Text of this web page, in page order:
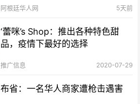
阿根廷华人网 5天前
‘蕾咪’s Shop：推出各种特色甜
品，疫情下最好的选择
推广信息 2020-07-29
布省：一名华人商家遭枪击遇害